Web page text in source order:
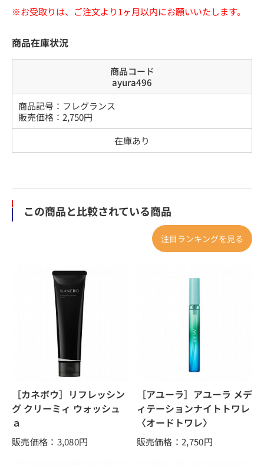
※お受取りは、ご注文より1ヶ月以内にお願いいたします。
商品在庫状況
商品コード
ayura496
商品記号： フレグランス
販売価格： 2,750円
在庫あり
この商品と比較されている商品
注目ランキングを見る
［カネボウ］リフレッシン
グ クリーミィ ウォッシュ
ａ
販売価格：3,080円
［アユーラ］アユーラ メデ
ィテーションナイトトワレ
〈オードトワレ〉
販売価格：2,750円